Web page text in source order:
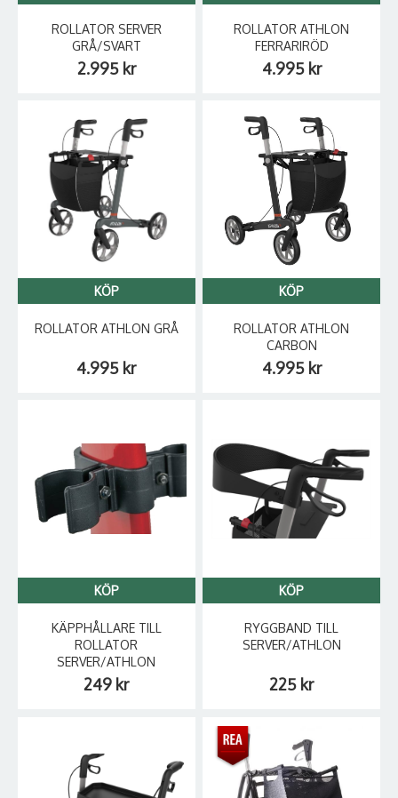
ROLLATOR SERVER
GRÅ/SVART
2.995 kr
ROLLATOR ATHLON
FERRARIRÖD
4.995 kr
KÖP
ROLLATOR ATHLON GRÅ
4.995 kr
KÖP
ROLLATOR ATHLON
CARBON
4.995 kr
KÖP
KÄPPHÅLLARE TILL
ROLLATOR
SERVER/ATHLON
249 kr
KÖP
RYGGBAND TILL
SERVER/ATHLON
225 kr